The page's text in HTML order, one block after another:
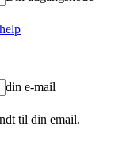
din e-mail
til din email.